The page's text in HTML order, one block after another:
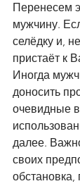
Перенесем
мужчину.
селёдку и,
пристаёт к
Иногда
доносить
очевидные
далее.
своих